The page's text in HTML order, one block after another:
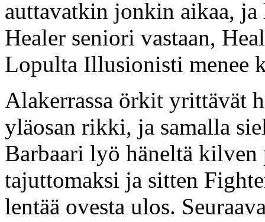
auttavatkin jonkin aikaa,
Healer seniori vastaan,
Lopulta Illusionisti menee
Alakerrassa örkit yrittävät
yläosan rikki, ja samalla
Barbaari lyö häneltä kilven
tajuttomaksi ja sitten
lentää ovesta ulos.